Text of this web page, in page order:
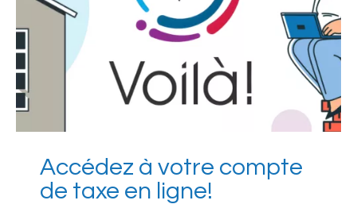
Accédez à votre compte
de taxe en ligne!